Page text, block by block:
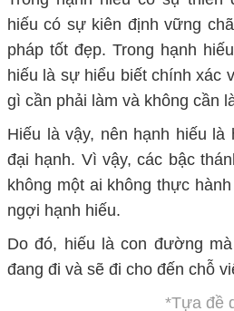
hiếu có sự kiên định vững
pháp tốt đẹp. Trong hạnh
hiếu là sự hiểu biết chính xác
gì cần phải làm và không cần
Hiếu là vậy, nên hạnh hiếu
đại hạnh. Vì vậy, các bậc
không một ai không thực
ngợi hạnh hiếu.
Do đó, hiếu là con đường
đang đi và sẽ đi cho đến chỗ
*Tựa đề